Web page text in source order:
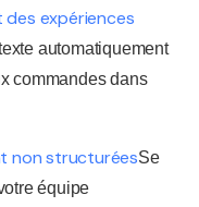
expériences
automatiquement
commandes dans
non structuréesSe
équipe